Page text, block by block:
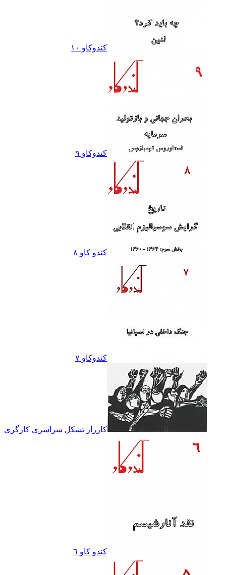
کندوکاو ١٠
کندوکاو ٩
کندو کاو ٨
کندوکاو ۷
کارزار تشکل سراسرى کارگرى
کندو کاو ٦